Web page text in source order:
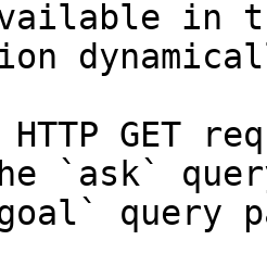
in
HTTP GET
`ask`
query